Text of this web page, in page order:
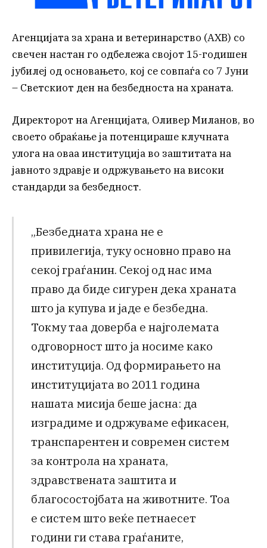
Агенцијата за храна и ветеринарство (АХВ) со
свечен настан го одбележа својот 15-годишен
јубилеј од основањето, кој се совпаѓа со 7 Јуни
– Светскиот ден на безбедноста на храната.
Директорот на Агенцијата, Оливер Миланов, во
своето обраќање ја потенцираше клучната
улога на оваа институција во заштитата на
јавното здравје и одржувањето на високи
стандарди за безбедност.
„Безбедната храна не е
привилегија, туку основно право на
секој граѓанин. Секој од нас има
право да биде сигурен дека храната
што ја купува и јаде е безбедна.
Токму таа доверба е најголемата
одговорност што ја носиме како
институција. Од формирањето на
институцијата во 2011 година
нашата мисија беше јасна: да
изградиме и одржуваме ефикасен,
транспарентен и современ систем
за контрола на храната,
здравствената заштита и
благосостојбата на животните. Тоа
е систем што веќе петнаесет
години ги става граѓаните,